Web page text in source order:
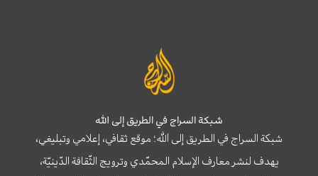
شبكة السراج في الطريق إلى الله
شبكة السراج في الطريق إلى الله؛ موقع ثقافي، إعلامي وتبليغي،
يهدف لنشر معارف الإسلام المحمّدي وترويج الثّقافة الدّينيّة،